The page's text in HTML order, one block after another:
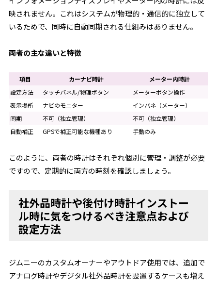
映されません。これはシステムが物理的・通信的に独立して
いるためで、同時に自動同期される仕組みはありません。
両者の主な違いと特徴
項目 カーナビ時計
メーター内時計
設定方法
タッチパネル/物理ボタン
メーターボタン操作
表示場所
ナビのモニター
インパネ（メーター）
同期
不可（独立管理）
不可（独立管理）
自動補正
GPSで補正可能な機種あり 手動のみ
このように、両者の時計はそれぞれ個別に管理・調整が必要
ですので、定期的に両方の時刻を確認しましょう。
社外品時計や後付け時計インストー
ル時に気をつけるべき注意点および
設定方法
ジムニーのカスタムオーナーやアウトドア使用では、追加で
アナログ時計やデジタル社外品時計を設置するケースも増え